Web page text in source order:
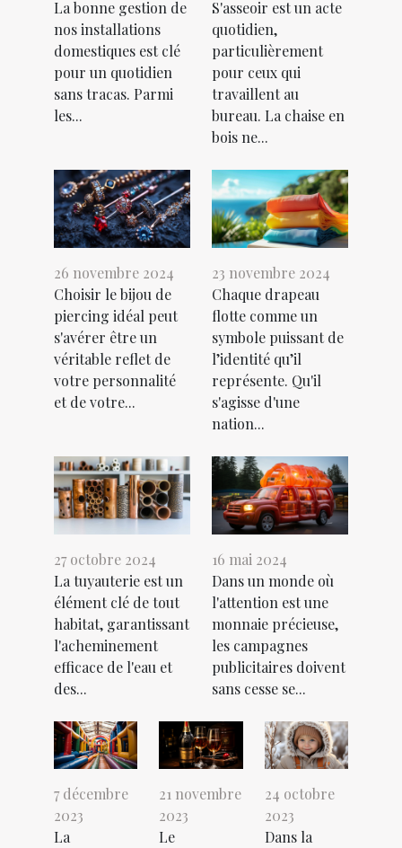
La bonne gestion de
nos installations
domestiques est clé
pour un quotidien
sans tracas. Parmi
les...
S'asseoir est un acte
quotidien,
particulièrement
pour ceux qui
travaillent au
bureau. La chaise en
bois ne...
26 novembre 2024
Choisir le bijou de
piercing idéal peut
s'avérer être un
véritable reflet de
votre personnalité
et de votre...
23 novembre 2024
Chaque drapeau
flotte comme un
symbole puissant de
l’identité qu’il
représente. Qu'il
s'agisse d'une
nation...
27 octobre 2024
La tuyauterie est un
élément clé de tout
habitat, garantissant
l'acheminement
efficace de l'eau et
des...
16 mai 2024
Dans un monde où
l'attention est une
monnaie précieuse,
les campagnes
publicitaires doivent
sans cesse se...
7 décembre
2023
La
21 novembre
2023
Le
24 octobre
2023
Dans la